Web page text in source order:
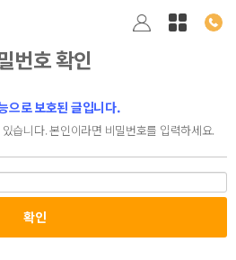
번호 확인
으로 보호된 글입니다.
습니다. 본인이라면 비밀번호를 입력하세요.